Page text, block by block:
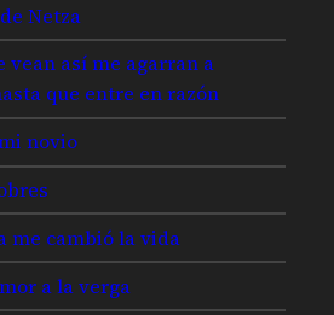
Netza
vean así me agarran a
que entre en razón
novio
me cambió la vida
a la verga